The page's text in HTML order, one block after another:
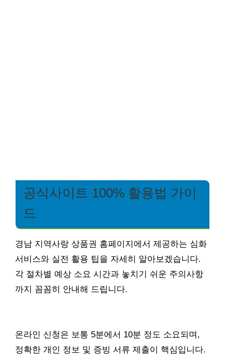
공식사이트 100% 활용법 가이
드
경남 지역사랑 상품권 홈페이지에서 제공하는 심화
서비스와 실전 활용 팁을 자세히 알아보겠습니다.
각 절차별 예상 소요 시간과 놓치기 쉬운 주의사항
까지 꼼꼼히 안내해 드립니다.
온라인 신청은 보통 5분에서 10분 정도 소요되며,
정확한 개인 정보 및 증빙 서류 제출이 핵심입니다.